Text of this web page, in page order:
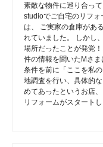
素敵な物件に巡り合っ
studioでご自宅のリフォ
は、 ご実家の倉庫があ
れていました。 しかし
場所だったことが発覚
件の情報を聞いたMさ
条件を前に「ここを私
地調査を行い、具体的
めてあったというお店
リフォームがスタートし